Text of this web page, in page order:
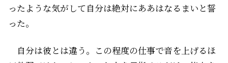
ったような気がして――自分は絶対にああはなるまいと誓
った。
自分は彼とは違う。この程度の仕事で音を上げるほ